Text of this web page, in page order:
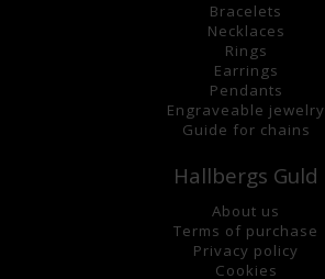
Bracelets
Necklaces
Rings
Earrings
Pendants
Engraveable jewelry
Guide for chains
Hallbergs Guld
About us
Terms of purchase
Privacy policy
Cookies